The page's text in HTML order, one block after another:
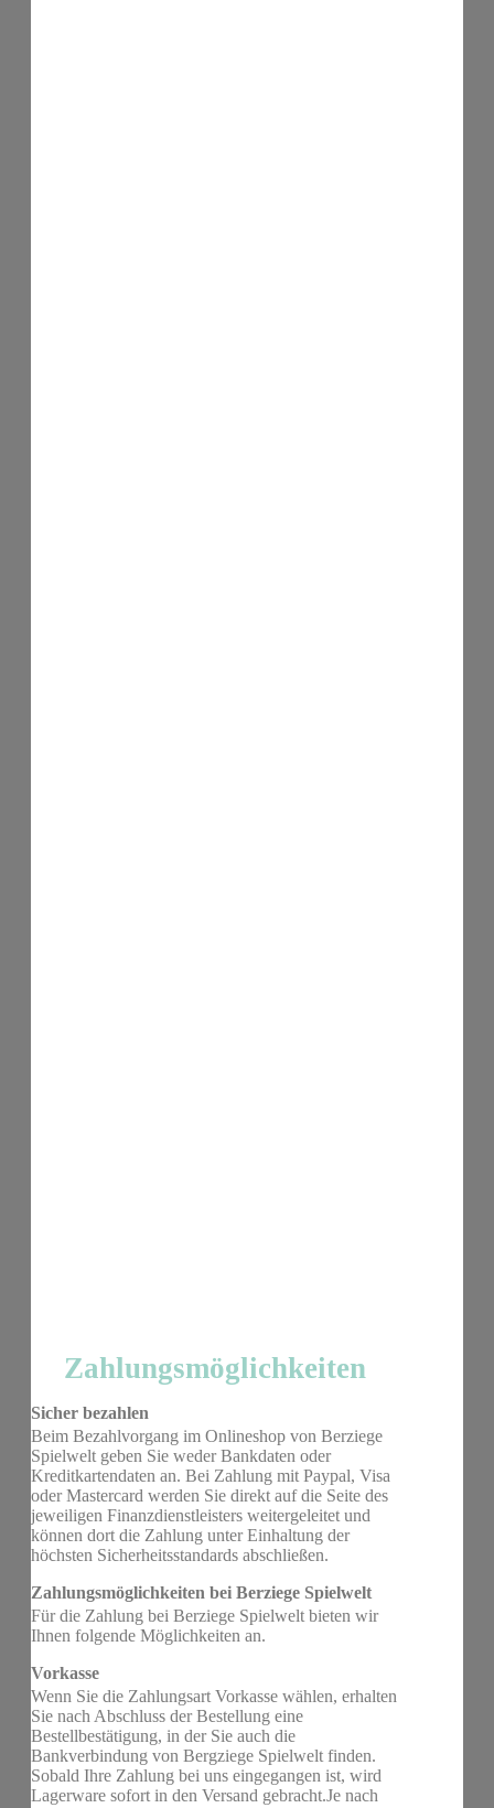
Zahlungsmöglichkeiten
Sicher bezahlen
Beim Bezahlvorgang im Onlineshop von Berziege
Spielwelt geben Sie weder Bankdaten oder
Kreditkartendaten an. Bei Zahlung mit Paypal, Visa
oder Mastercard werden Sie direkt auf die Seite des
jeweiligen Finanzdienstleisters weitergeleitet und
können dort die Zahlung unter Einhaltung der
höchsten Sicherheitsstandards abschließen.
Zahlungsmöglichkeiten bei Berziege Spielwelt
Für die Zahlung bei Berziege Spielwelt bieten wir
Ihnen folgende Möglichkeiten an.
Vorkasse
Wenn Sie die Zahlungsart Vorkasse wählen, erhalten
Sie nach Abschluss der Bestellung eine
Bestellbestätigung, in der Sie auch die
Bankverbindung von Bergziege Spielwelt finden.
Sobald Ihre Zahlung bei uns eingegangen ist, wird
Lagerware sofort in den Versand gebracht.Je nach